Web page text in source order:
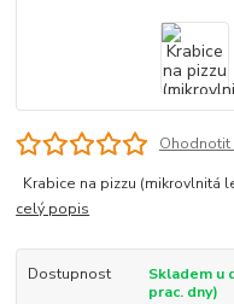
Krabice na pizzu (mikrovlnitá
celý popis
Dostupnost
Skladem u
prac. dny)